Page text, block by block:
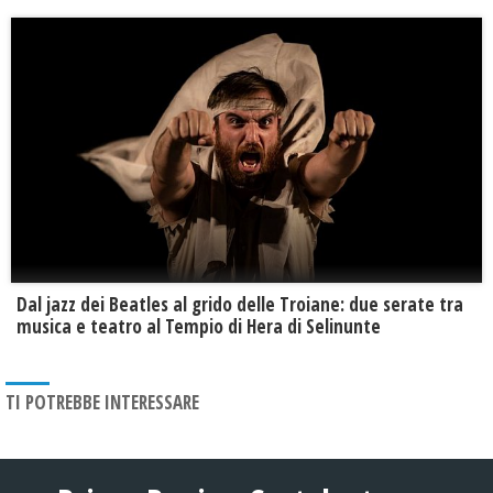
Dal jazz dei Beatles al grido delle Troiane: due serate tra
musica e teatro al Tempio di Hera di Selinunte
TI POTREBBE INTERESSARE